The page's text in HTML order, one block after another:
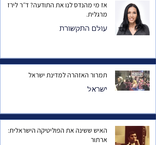
אז מי מהנדס לנו את התודעה? ד״ר לירז
מרגלית.
עולם התקשורת
תמרור האזהרה למדינת ישראל
ישראל
האיש ששינה את הפוליטיקה הישראלית:
ארתור